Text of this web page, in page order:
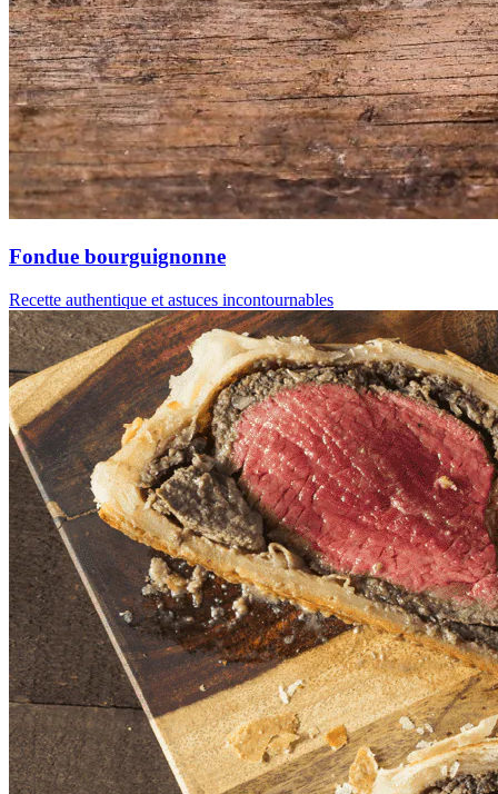
Fondue bourguignonne
Recette authentique et astuces incontournables